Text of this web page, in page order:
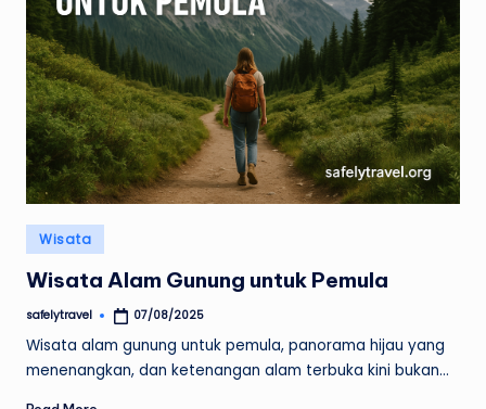
Posted
in
Wisata
Wisata Alam Gunung untuk Pemula
Posted
safelytravel 07/08/2025
Wisata alam gunung untuk pemula, panorama hijau yang
menenangkan, dan ketenangan alam terbuka kini bukan…